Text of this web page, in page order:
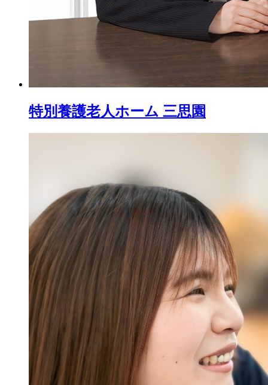
特別養護老人ホーム 三思園